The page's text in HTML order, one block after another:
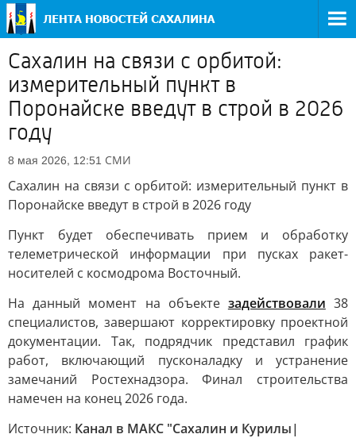
Сахалин на связи с орбитой:
измерительный пункт в
Поронайске введут в строй в 2026
году
8 мая 2026, 12:51 СМИ
Сахалин на связи с орбитой: измерительный пункт в
Поронайске введут в строй в 2026 году
Пункт будет обеспечивать прием и обработку
телеметрической информации при пусках ракет-
носителей с космодрома Восточный.
На данный момент на объекте задействовали 38
специалистов, завершают корректировку проектной
документации. Так, подрядчик представил график
работ, включающий пусконаладку и устранение
замечаний Ростехнадзора. Финал строительства
намечен на конец 2026 года.
Источник: Канал в МАКС "Сахалин и Курилы|